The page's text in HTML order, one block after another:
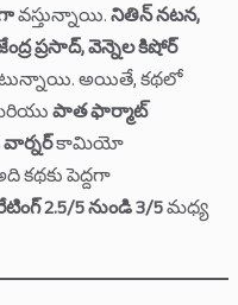
వస్తున్నాయి.నితిన్ నటన,
ప్రసాద్, వెన్నెల కిషోర్
అయితే, కథలో
పాత ఫార్మాట్
కామియో
కథకు పెద్దగా
2.5/5 నుండి 3/5మధ్య